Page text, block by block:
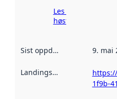
Les mer om
høsting her
Sist oppdatert 9. mai
Landingsside
1f9b-